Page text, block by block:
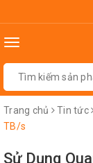
Toggle
Trang chủ Tin tức
TB/s
Sử Dụng